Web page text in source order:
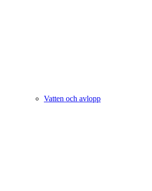
Vatten och avlopp